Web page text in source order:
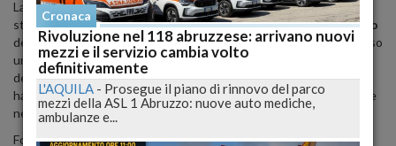
La mattina del 25 giugno a Cologne, ai piedi delMonte Orfano, è
stato rinvenuto il corpo senza vita diMatteo Formenti, ilbagnino
del centro acquatico diCastrezzato(Brescia), dove venerdì scorso
un bambino di quattro anni è tragicamente annegato
dell’ordine, intervenute dopo la segnalazione di escursionisti,
hanno isolato l’area mentre il medico legale predispone le verifiche
necessarie per l’identificazione ufficiale.
Formenti, 37 anni, originario diChiari, era scomparso lunedì
Cronaca
Rivoluzione nel 118 abruzzese: arrivano nuovi
mezzi e il servizio cambia volto
definitivamente
L'AQUILA - Prosegue il piano di rinnovo del parco
mezzi della ASL 1 Abruzzo: nuove auto mediche,
ambulanze e...